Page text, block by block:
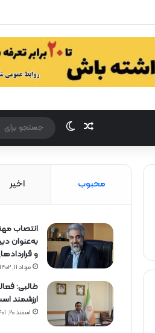
مقاله تصادفی
تغییر پوست
محبوب اخیر
انتصاب
به‌عنوان
و
مرداد ۱۱, ۱۴۰۲
طالبی:
ارزشمند
اسفند ۲۰, ۱۴۰۱